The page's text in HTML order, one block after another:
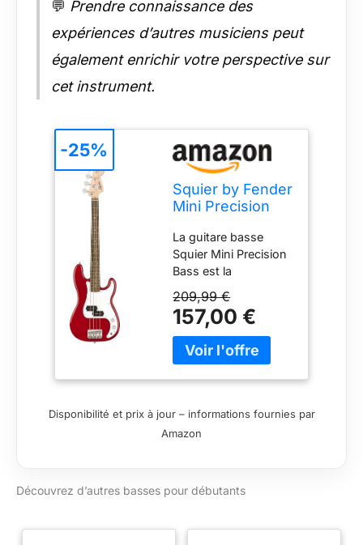
de durabilité, il inspire
créativité aux
joueurs, garantissant
💬 Prendre connaissance des
expériences d’autres musiciens peut
également enrichir votre perspective sur
cet instrument.
Squier by Fender
Mini Precision
basse de courte
gamme pour
débutants pour
enfants ou
voyageurs,
comprend des
cours virtuels
gratuits, Dakota
Red
La guitare basse
Squier Mini Precision
Bass est la
musiciens qui
cherchent un
instrument au format
réduit tout en
familier de Fender
débutants et les
offre un format
manipuler Ce modèle
209,99 €
157,00 €
-25%
Disponibilité et prix à jour – informations fournies par
Amazon
Découvrez d’autres basses pour débutants